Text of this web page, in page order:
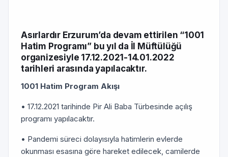
Asırlardır Erzurum’da devam ettirilen “1001
Hatim Programı” bu yıl da İl Müftülüğü
organizesiyle 17.12.2021-14.01.2022
tarihleri arasında yapılacaktır.
1001 Hatim Program Akışı
• 17.12.2021 tarihinde Pir Ali Baba Türbesinde açılış
programı yapılacaktır.
• Pandemi süreci dolayısıyla hatimlerin evlerde
okunması esasına göre hareket edilecek, camilerde